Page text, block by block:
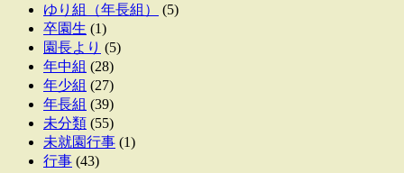
ゆり組（年長組）
(5)
卒園生 (1)
園長より (5)
年中組 (28)
年少組 (27)
年長組 (39)
未分類 (55)
未就園行事 (1)
行事 (43)